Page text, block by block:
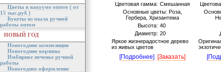
Цветы в вакууме оптом ( от
15 тыс.руб )
Букеты из мыла ручной
работы оптом
НОВЫЙ ГОД
Новогодние композиции
Новогодние корзины
Имбирное печенье ручной
работы
Новогоднее оформление
Цветовая гамма: Смешанная
Основные цветы: Роза,
Гербера, Хризантема
Высота: 40
Диаметр: 20
Яркое жизнерадостное дерево
из живых цветов
[Подробнее] [Заказать]